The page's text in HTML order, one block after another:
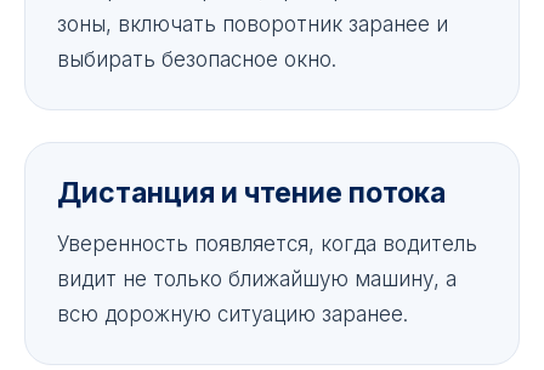
зоны, включать поворотник заранее и
выбирать безопасное окно.
Дистанция и чтение потока
Уверенность появляется, когда водитель
видит не только ближайшую машину, а
всю дорожную ситуацию заранее.